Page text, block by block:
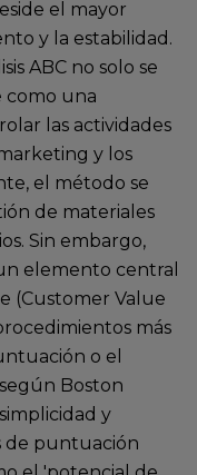
el mayor
y la estabilidad.
ABC no solo se
como una
las actividades
y los
el método se
de materiales
Sin embargo,
elemento central
(Customer Value
más
o el
Boston
y
de puntuación